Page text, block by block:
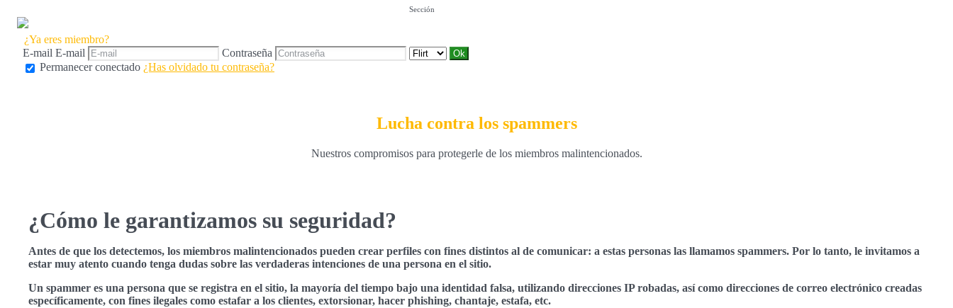
¿Ya eres miembro?
E-mail E-mail Contraseña
Sección
Permanecer conectado ¿Has olvidado tu contraseña?
Lucha contra los spammers
Nuestros compromisos para protegerle de los miembros malintencionados.
¿Cómo le garantizamos su seguridad?
Antes de que los detectemos, los miembros malintencionados pueden crear perfiles con fines distintos al de comunicar: a estas personas las llamamos spammers. Por lo tanto, le invitamos a
estar muy atento cuando tenga dudas sobre las verdaderas intenciones de una persona en el sitio.
Un spammer es una persona que se registra en el sitio, la mayoría del tiempo bajo una identidad falsa, utilizando direcciones IP robadas, así como direcciones de correo electrónico creadas
específicamente, con fines ilegales como estafar a los clientes, extorsionar, hacer phishing, chantaje, estafa, etc.